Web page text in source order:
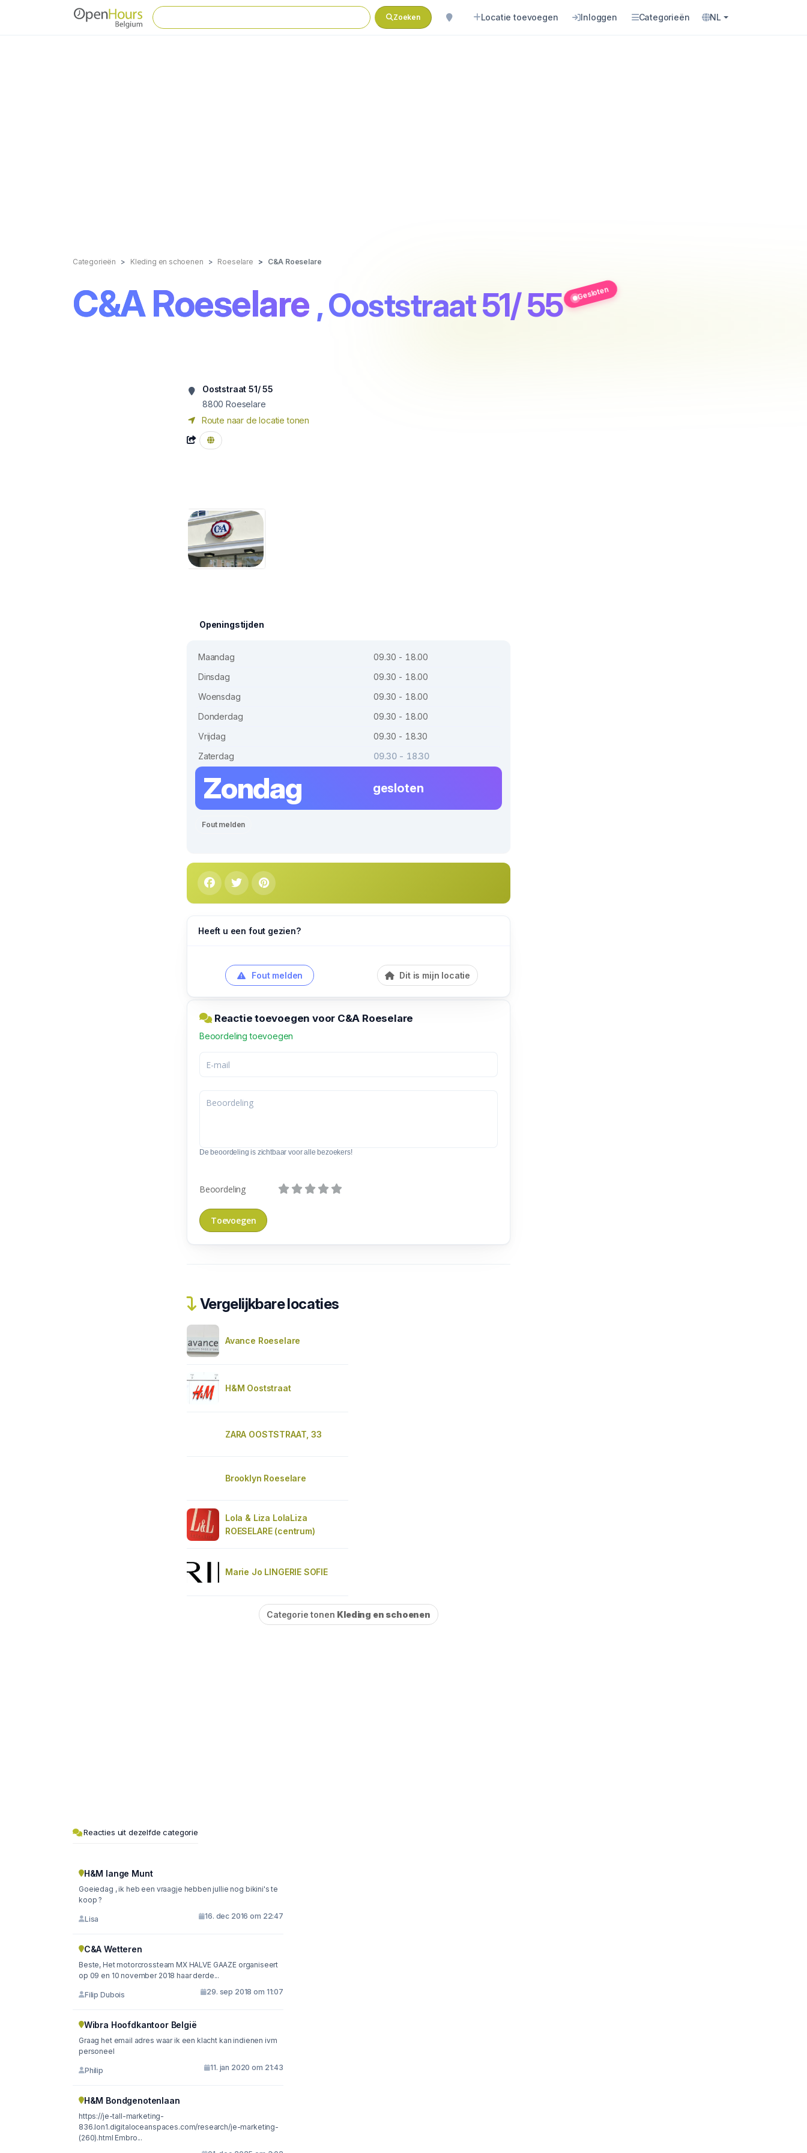
Zoeken Locatie toevoegen Inloggen Categorieën NL
Categorieën Kleding en schoenen Roeselare C&A Roeselare
C&A Roeselare , Ooststraat 51/ 55 Gesloten
Ooststraat 51/ 55
8800 Roeselare
Route naar de locatie tonen
Openingstijden
Maandag
09.30 - 18.00
Dinsdag
09.30 - 18.00
Woensdag
09.30 - 18.00
Donderdag
09.30 - 18.00
Vrijdag
09.30 - 18.30
Zaterdag
09.30 - 18.30
Zondag gesloten
Fout melden
Heeft u een fout gezien?
Fout melden Dit is mijn locatie
Reactie toevoegen voor C&A Roeselare
Beoordeling toevoegen
De beoordeling is zichtbaar voor alle bezoekers!
Beoordeling
Vergelijkbare locaties
Avance Roeselare
H&M Ooststraat
ZARA OOSTSTRAAT, 33
Brooklyn Roeselare
Lola & Liza LolaLiza
ROESELARE (centrum)
Marie Jo LINGERIE SOFIE
Categorie tonen Kleding en schoenen
Reacties uit dezelfde categorie
H&M lange Munt
Goeiedag , ik heb een vraagje hebben jullie nog bikini's te
koop ?
Lisa 16. dec 2016 om 22:47
C&A Wetteren
Beste, Het motorcrossteam MX HALVE GAAZE organiseert
op 09 en 10 november 2018 haar derde...
Filip Dubois 29. sep 2018 om 11:07
Wibra Hoofdkantoor België
Graag het email adres waar ik een klacht kan indienen ivm
personeel
Philip 11. jan 2020 om 21:43
H&M Bondgenotenlaan
https://je-tall-marketing-
836.lon1.digitaloceanspaces.com/research/je-marketing-
(260).html Embro...